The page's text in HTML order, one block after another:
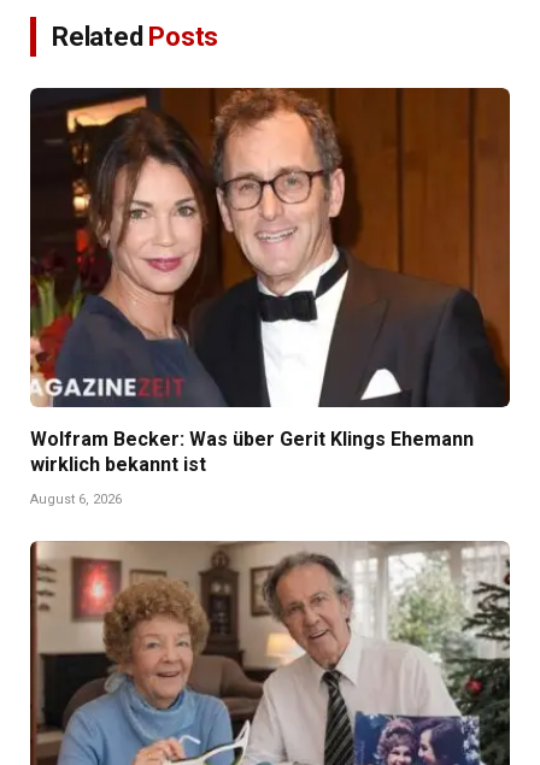
Related Posts
Wolfram Becker: Was über Gerit Klings Ehemann
wirklich bekannt ist
August 6, 2026